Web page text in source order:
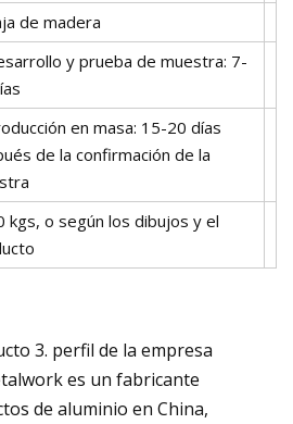
de madera
y prueba de muestra: 7-
en masa: 15-20 días
de la confirmación de la
kgs, o según los dibujos y el
3. perfil de la empresa
es un fabricante
de aluminio en China,